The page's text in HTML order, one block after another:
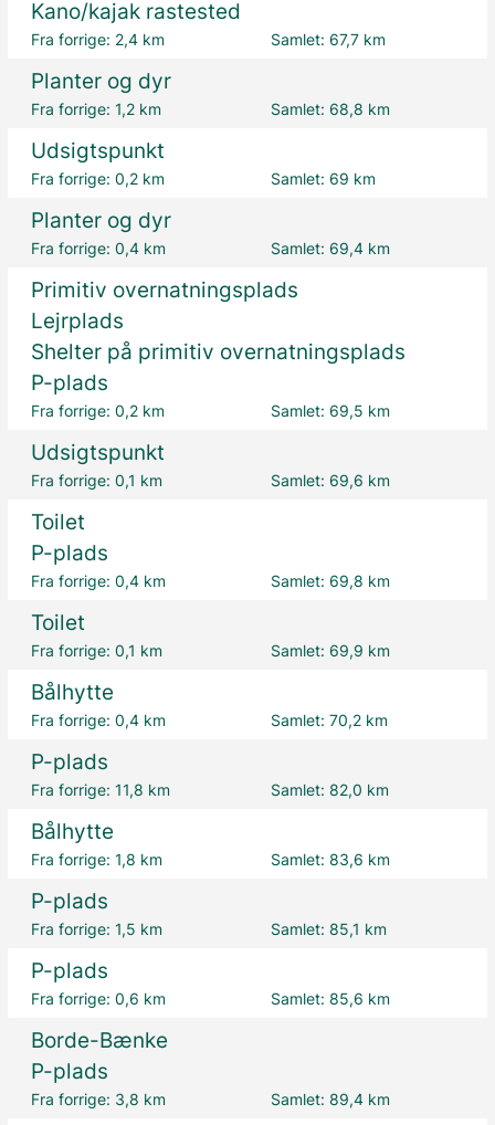
Kano/kajak rastested
Fra forrige: 2,4 km Samlet: 67,7 km
Planter og dyr
Fra forrige:1,2 km Samlet: 68,8 km
Udsigtspunkt
Fra forrige:0,2 km Samlet: 69 km
Planter og dyr
Fra forrige:0,4 km Samlet: 69,4 km
Primitiv overnatningsplads
Lejrplads
Shelter på primitiv overnatningsplads
P-plads
Fra forrige:0,2 km Samlet: 69,5 km
Udsigtspunkt
Fra forrige:0,1 km Samlet: 69,6 km
Toilet
P-plads
Fra forrige:0,4 km Samlet: 69,8 km
Toilet
Fra forrige:0,1 km Samlet: 69,9 km
Bålhytte
Fra forrige:0,4 km Samlet: 70,2 km
P-plads
Fra forrige:11,8 km Samlet: 82,0 km
Bålhytte
Fra forrige:1,8 km Samlet: 83,6 km
P-plads
Fra forrige:1,5 km Samlet: 85,1 km
P-plads
Fra forrige:0,6 km Samlet: 85,6 km
Borde-Bænke
P-plads
Fra forrige: 3,8 km Samlet: 89,4 km